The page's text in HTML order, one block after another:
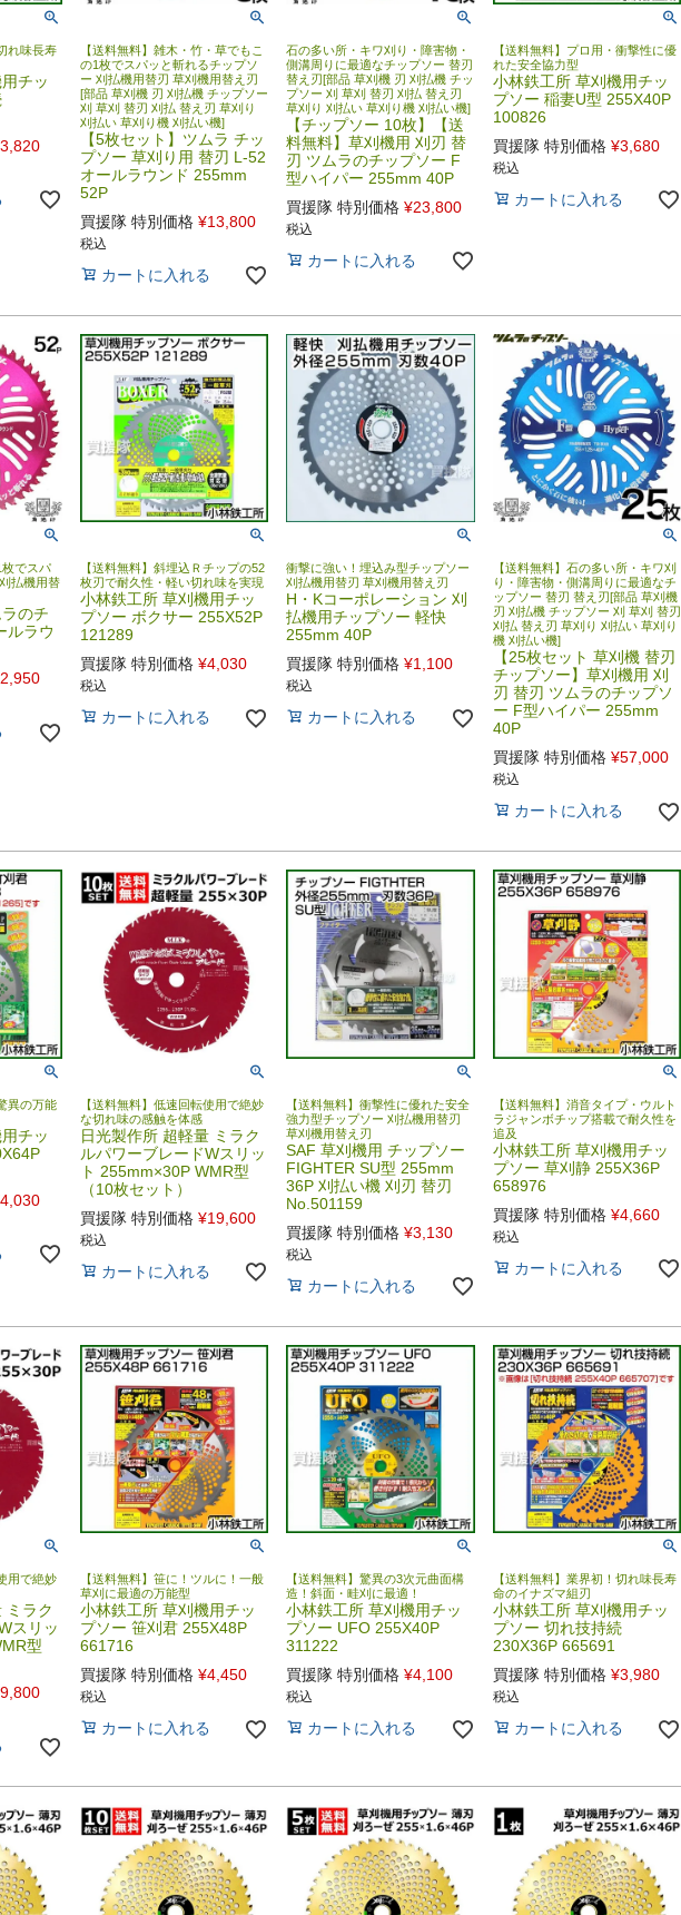
れ味長寿
チッ
3,820
【送料無料】雑木・竹・草でもこ
の1枚でスパッと斬れるチップソ
ー 刈払機用替刃 草刈機用替え刃
[部品 草刈機 刃 刈払機 チップソー
刈 草刈 替刃 刈払 替え刃 草刈り
刈払い 草刈り機 刈払い機]
【5枚セット】ツムラ チッ
プソー 草刈り用 替刃 L-52
オールラウンド 255mm
52P
買援隊 特別価格 ¥13,800
税込
カートに入れる
石の多い所・キワ刈り・障害物・
側溝周りに最適なチップソー 替刃
替え刃[部品 草刈機 刃 刈払機 チッ
プソー 刈 草刈 替刃 刈払 替え刃
草刈り 刈払い 草刈り機 刈払い機]
【チップソー 10枚】【送
料無料】草刈機用 刈刃 替
刃 ツムラのチップソー F
型ハイパー 255mm 40P
買援隊 特別価格 ¥23,800
税込
カートに入れる
【送料無料】プロ用・衝撃性に優
れた安全協力型
小林鉄工所 草刈機用チッ
プソー 稲妻U型 255X40P
100826
買援隊 特別価格 ¥3,680
税込
カートに入れる
でスパ
払機用替
のチ
ルラウ
2,950
【送料無料】斜埋込Ｒチップの52
枚刃で耐久性・軽い切れ味を実現
小林鉄工所 草刈機用チッ
プソー ボクサー 255X52P
121289
買援隊 特別価格 ¥4,030
税込
カートに入れる
衝撃に強い！埋込み型チップソー
刈払機用替刃 草刈機用替え刃
H・Kコーポレーション 刈
払機用チップソー 軽快
255mm 40P
買援隊 特別価格 ¥1,100
税込
カートに入れる
【送料無料】石の多い所・キワ刈
り・障害物・側溝周りに最適なチ
ップソー 替刃 替え刃[部品 草刈機
刃 刈払機 チップソー 刈 草刈 替刃
刈払 替え刃 草刈り 刈払い 草刈り
機 刈払い機]
【25枚セット 草刈機 替刃
チップソー】草刈機用 刈
刃 替刃 ツムラのチップソ
ー F型ハイパー 255mm
40P
買援隊 特別価格 ¥57,000
税込
カートに入れる
異の万能
チッ
4,030
【送料無料】低速回転使用で絶妙
な切れ味の感触を体感
日光製作所 超軽量 ミラク
ルパワーブレードWスリッ
ト 255mm×30P WMR型
（10枚セット）
買援隊 特別価格 ¥19,600
税込
カートに入れる
【送料無料】衝撃性に優れた安全
強力型チップソー 刈払機用替刃
草刈機用替え刃
SAF 草刈機用 チップソー
FIGHTER SU型 255mm
36P 刈払い機 刈刃 替刃
No.501159
買援隊 特別価格 ¥3,130
税込
カートに入れる
【送料無料】消音タイプ・ウルト
ラジャンボチップ搭載で耐久性を
追及
小林鉄工所 草刈機用チッ
プソー 草刈静 255X36P
658976
買援隊 特別価格 ¥4,660
税込
カートに入れる
用で絶妙
ミラク
スリッ
型
9,800
【送料無料】笹に！ツルに！一般
草刈に最適の万能型
小林鉄工所 草刈機用チッ
プソー 笹刈君 255X48P
661716
買援隊 特別価格 ¥4,450
税込
カートに入れる
【送料無料】驚異の3次元曲面構
造！斜面・畦刈に最適！
小林鉄工所 草刈機用チッ
プソー UFO 255X40P
311222
買援隊 特別価格 ¥4,100
税込
カートに入れる
【送料無料】業界初！切れ味長寿
命のイナズマ組刃
小林鉄工所 草刈機用チッ
プソー 切れ技持続
230X36P 665691
買援隊 特別価格 ¥3,980
税込
カートに入れる